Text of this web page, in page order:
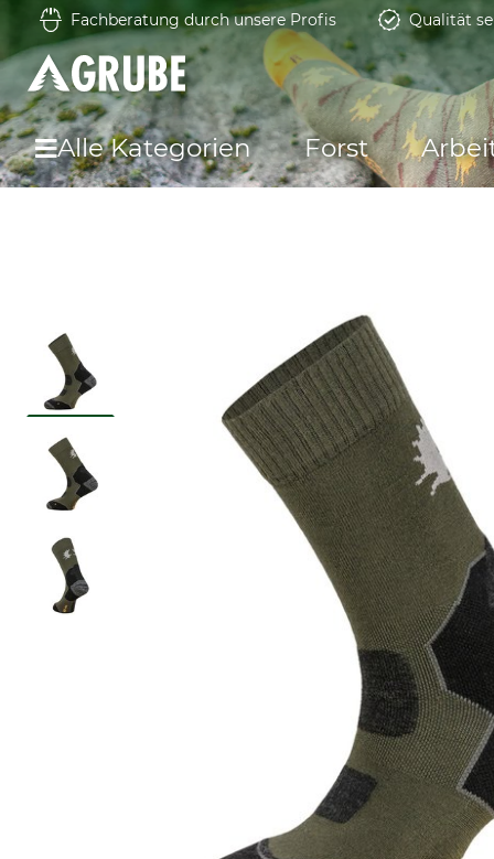
Fachberatung durch unsere Profis Qualität
Alle Kategorien Forst